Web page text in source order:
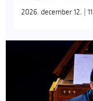
2026. december 12. |